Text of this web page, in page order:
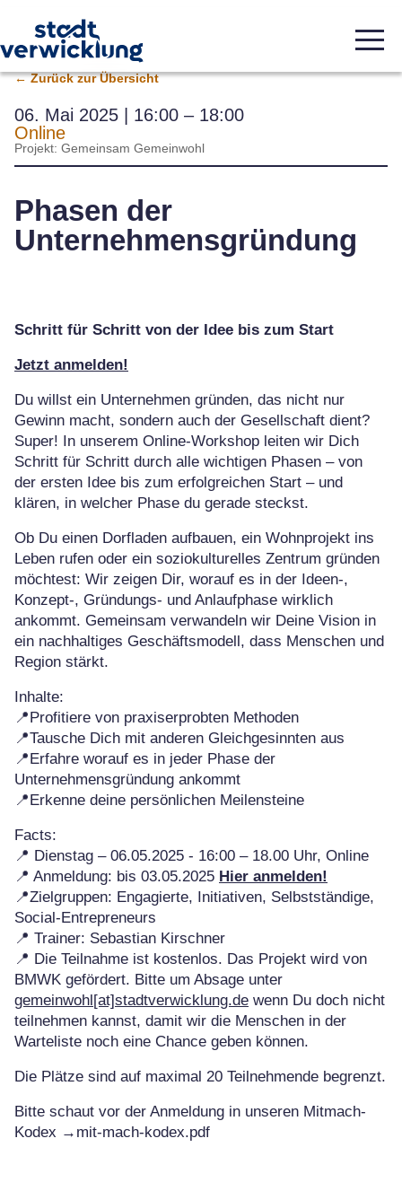
← Zurück zur Übersicht
06. Mai 2025 | 16:00 – 18:00
Online
Projekt: Gemeinsam Gemeinwohl
Phasen der
Unternehmensgründung
Schritt für Schritt von der Idee bis zum Start
Jetzt anmelden!
Du willst ein Unternehmen gründen, das nicht nur
Gewinn macht, sondern auch der Gesellschaft dient?
Super! In unserem Online-Workshop leiten wir Dich
Schritt für Schritt durch alle wichtigen Phasen – von
der ersten Idee bis zum erfolgreichen Start – und
klären, in welcher Phase du gerade steckst.
Ob Du einen Dorfladen aufbauen, ein Wohnprojekt ins
Leben rufen oder ein soziokulturelles Zentrum gründen
möchtest: Wir zeigen Dir, worauf es in der Ideen-,
Konzept-, Gründungs- und Anlaufphase wirklich
ankommt. Gemeinsam verwandeln wir Deine Vision in
ein nachhaltiges Geschäftsmodell, dass Menschen und
Region stärkt.
Inhalte:
📍Profitiere von praxiserprobten Methoden
📍Tausche Dich mit anderen Gleichgesinnten aus
📍Erfahre worauf es in jeder Phase der
Unternehmensgründung ankommt
📍Erkenne deine persönlichen Meilensteine
Facts:
📍 Dienstag – 06.05.2025 - 16:00 – 18.00 Uhr, Online
📍 Anmeldung: bis 03.05.2025 Hier anmelden!
📍Zielgruppen: Engagierte, Initiativen, Selbstständige,
Social-Entrepreneurs
📍 Trainer: Sebastian Kirschner
📍 Die Teilnahme ist kostenlos. Das Projekt wird von
BMWK gefördert. Bitte um Absage unter
gemeinwohl[at]stadtverwicklung.de wenn Du doch nicht
teilnehmen kannst, damit wir die Menschen in der
Warteliste noch eine Chance geben können.
Die Plätze sind auf maximal 20 Teilnehmende begrenzt.
Bitte schaut vor der Anmeldung in unseren Mitmach-
Kodex →mit-mach-kodex.pdf